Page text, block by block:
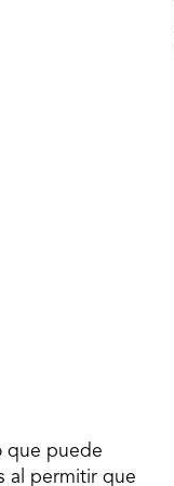
que puede
al permitir que